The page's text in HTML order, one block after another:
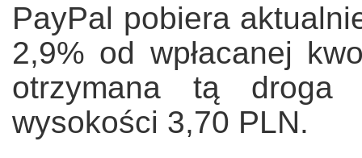
PayPal pobiera
2,9% od wpłacanej
otrzymana tą droga
wysokości 3,70 PLN.